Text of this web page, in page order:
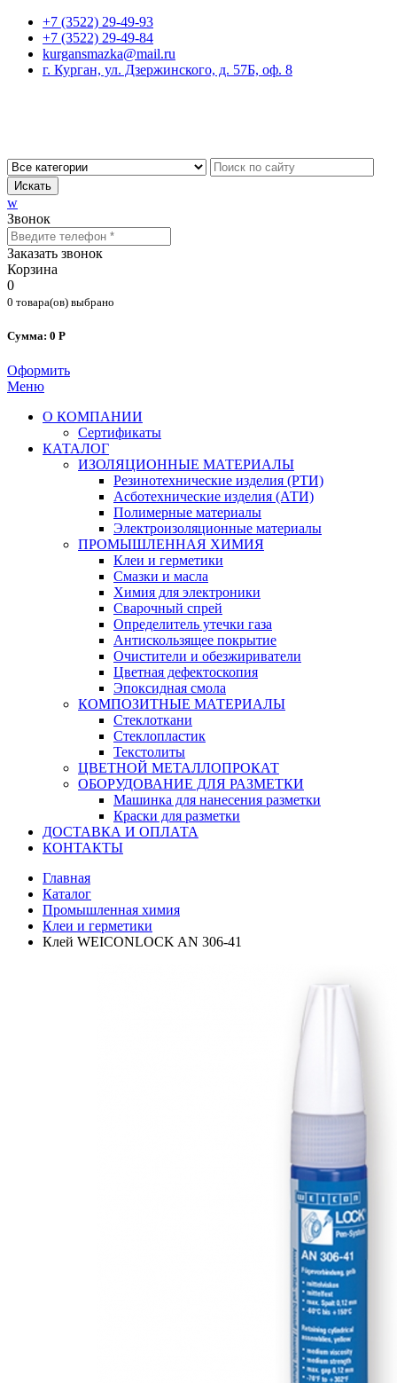
+7 (3522) 29-49-93
+7 (3522) 29-49-84
kurgansmazka@mail.ru
г. Курган, ул. Дзержинского, д. 57Б, оф. 8
Искать
w
Звонок
Заказать звонок
Корзина
0
0 товара(ов) выбрано
Сумма: 0 Р
Оформить
Меню
О КОМПАНИИ
Сертификаты
КАТАЛОГ
ИЗОЛЯЦИОННЫЕ МАТЕРИАЛЫ
Резинотехнические изделия (РТИ)
Асботехнические изделия (АТИ)
Полимерные материалы
Электроизоляционные материалы
ПРОМЫШЛЕННАЯ ХИМИЯ
Клеи и герметики
Смазки и масла
Химия для электроники
Сварочный спрей
Определитель утечки газа
Антискользящее покрытие
Очистители и обезжириватели
Цветная дефектоскопия
Эпоксидная смола
КОМПОЗИТНЫЕ МАТЕРИАЛЫ
Стеклоткани
Стеклопластик
Текстолиты
ЦВЕТНОЙ МЕТАЛЛОПРОКАТ
ОБОРУДОВАНИЕ ДЛЯ РАЗМЕТКИ
Машинка для нанесения разметки
Краски для разметки
ДОСТАВКА И ОПЛАТА
КОНТАКТЫ
Главная
Каталог
Промышленная химия
Клеи и герметики
Клей WEICONLOCK AN 306-41